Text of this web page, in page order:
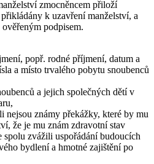
zmocněncem přiloží
k uzavření manželství, a
podpisem.
popř. rodné příjmení, datum a
a místo trvalého pobytu snoubenců
a jejich společných dětí v
nejsou známy překážky, které by mu
že je mu znám zdravotní stav
spolu zvážili uspořádání budoucích
bydlení a hmotné zajištění po